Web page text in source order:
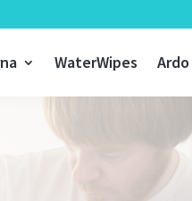
WaterWipes Ardo